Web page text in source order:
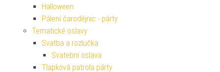
Halloween
Pálení čarodějnic - párty
Tematické oslavy
Svatba a rozlučka
Svatební oslava
Tlapková patrola párty